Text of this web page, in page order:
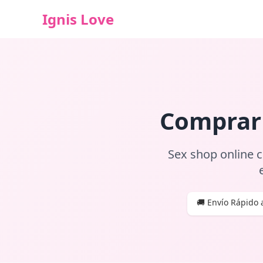
Ignis Love
Sex shop online
🚚 Envío